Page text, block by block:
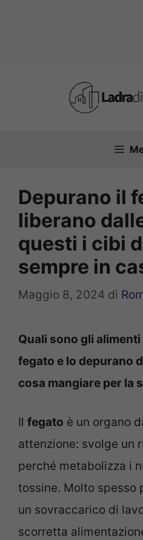
Depurano il
liberano
questi i cibi
sempre in
Maggio 8, 2024 di
Quali sono gli
fegato e lo depurano
cosa mangiare per la
Il fegato è un organo
attenzione: svolge un
perché metabolizza i
tossine. Molto spesso
un sovraccarico di
scorretta